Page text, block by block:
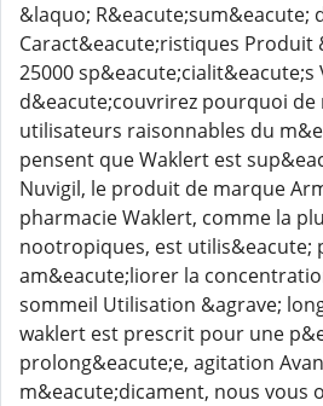
&laquo; R&eacute;sum&eacute;
Caract&eacute;ristiques Produit
25000 sp&eacute;cialit&eacute;s
d&eacute;couvrirez pourquoi
utilisateurs raisonnables du
pensent que Waklert est
Nuvigil, le produit de marque
pharmacie Waklert, comme la
nootropiques, est utilis&eacute;
am&eacute;liorer la
sommeil Utilisation &agrave;
waklert est prescrit pour une
prolong&eacute;e, agitation
m&eacute;dicament, nous vous